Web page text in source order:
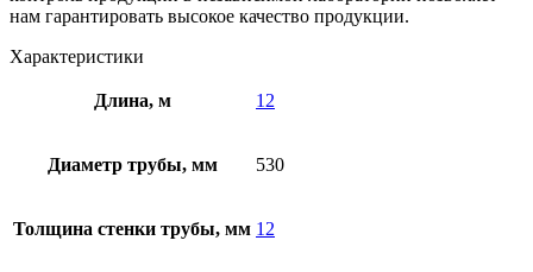
нам гарантировать высокое качество продукции.
Характеристики
Длина, м 12
Диаметр трубы, мм 530
Толщина стенки трубы, мм 12